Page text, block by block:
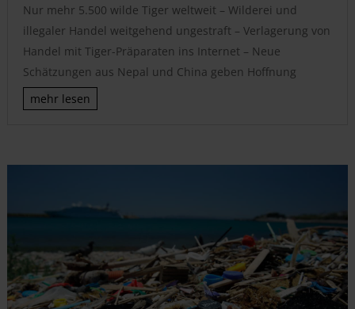
Nur mehr 5.500 wilde Tiger weltweit – Wilderei und
illegaler Handel weitgehend ungestraft – Verlagerung von
Handel mit Tiger-Präparaten ins Internet – Neue
Schätzungen aus Nepal und China geben Hoffnung
mehr lesen